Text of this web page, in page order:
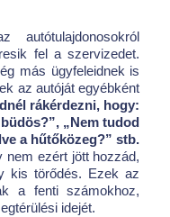
fel a szervizedet.
más ügyfeleidnek is
az autóját egyébként
rákérdezni, hogy:
„Nem tudod
a hűtőközeg?” stb.
nem ezért jött hozzád,
kis törődés. Ezek az
a fenti számokhoz,
idejét.